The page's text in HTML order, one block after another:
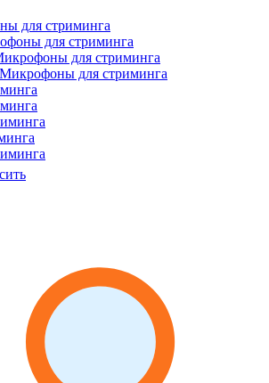
для стриминга
для стриминга
для стриминга
для стриминга